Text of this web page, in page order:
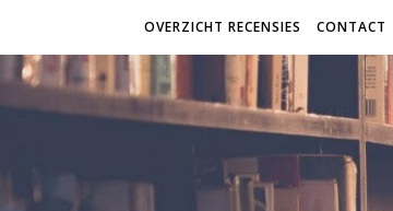
OVERZICHT RECENSIES CONTACT